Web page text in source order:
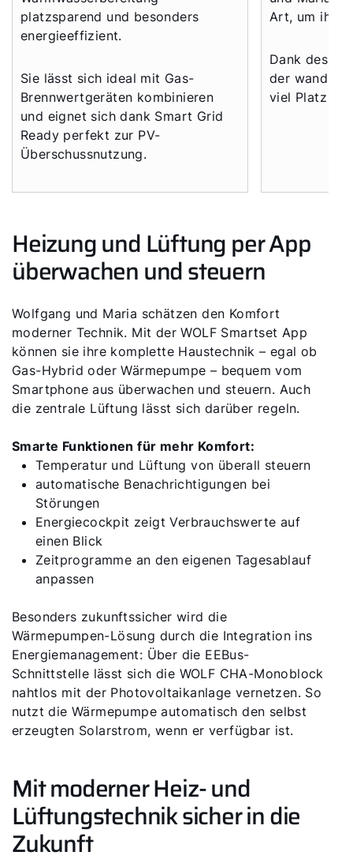
platzsparend und besonders
energieeffizient.
Sie lässt sich ideal mit Gas-
Brennwertgeräten kombinieren
und eignet sich dank Smart Grid
Ready perfekt zur PV-
Überschussnutzung.
Art, um ihre
Dank des
der
viel Platz im
Heizung und Lüftung per App
überwachen und steuern
Wolfgang und Maria schätzen den Komfort
moderner Technik. Mit der WOLF Smartset App
können sie ihre komplette Haustechnik – egal ob
Gas-Hybrid oder Wärmepumpe – bequem vom
Smartphone aus überwachen und steuern. Auch
die zentrale Lüftung lässt sich darüber regeln.
Smarte Funktionen für mehr Komfort:
Temperatur und Lüftung von überall steuern
automatische Benachrichtigungen bei
Störungen
Energiecockpit zeigt Verbrauchswerte auf
einen Blick
Zeitprogramme an den eigenen Tagesablauf
anpassen
Besonders zukunftssicher wird die
Wärmepumpen-Lösung durch die Integration ins
Energiemanagement: Über die EEBus-
Schnittstelle lässt sich die WOLF CHA-Monoblock
nahtlos mit der Photovoltaikanlage vernetzen. So
nutzt die Wärmepumpe automatisch den selbst
erzeugten Solarstrom, wenn er verfügbar ist.
Mit moderner Heiz- und
Lüftungstechnik sicher in die
Zukunft